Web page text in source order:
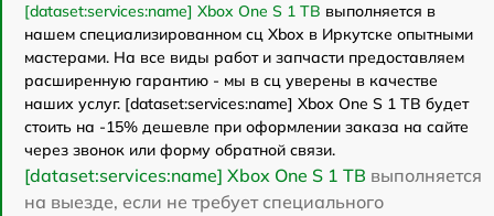
[dataset:services:name] Xbox One S 1 TB выполняется в
нашем специализированном сц Xbox в Иркутске опытными
мастерами. На все виды работ и запчасти предоставляем
расширенную гарантию - мы в сц уверены в качестве
наших услуг. [dataset:services:name] Xbox One S 1 TB будет
стоить на -15% дешевле при оформлении заказа на сайте
через звонок или форму обратной связи.
[dataset:services:name] Xbox One S 1 TB выполняется
на выезде, если не требует специального